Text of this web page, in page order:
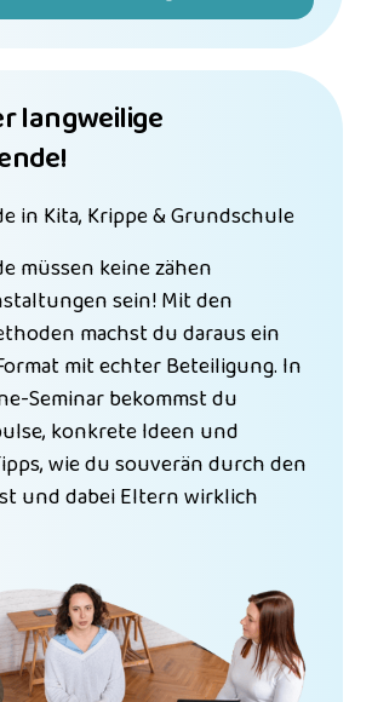
langweilige
in Kita, Krippe & Grundschule
müssen keine zähen
sein! Mit den
machst du daraus ein
mit echter Beteiligung. In
Seminar bekommst du
konkrete Ideen und
wie du souverän durch den
und dabei Eltern wirklich